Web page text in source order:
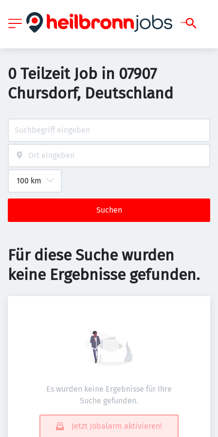
0 Teilzeit Job in 07907
Chursdorf, Deutschland
Suchen
Für diese Suche wurden
keine Ergebnisse gefunden.
Es wurden keine Ergebnisse für Ihre
Suche gefunden.
Jetzt Jobalarm aktivieren!